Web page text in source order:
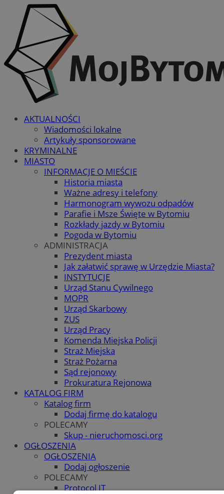
AKTUALNOŚCI
Wiadomości lokalne
Artykuły sponsorowane
KRYMINALNE
MIASTO
INFORMACJE O MIEŚCIE
Historia miasta
Ważne adresy i telefony
Harmonogram wywozu odpadów
Parafie i Msze Święte w Bytomiu
Rozkłady jazdy w Bytomiu
Pogoda w Bytomiu
ADMINISTRACJA
Prezydent miasta
Jak załatwić sprawę w Urzędzie Miasta?
INSTYTUCJE
Urząd Stanu Cywilnego
MOPR
Urząd Skarbowy
ZUS
Urząd Pracy
Komenda Miejska Policji
Straż Miejska
Straż Pożarna
Sąd rejonowy
Prokuratura Rejonowa
KATALOG FIRM
Katalog firm
Dodaj firmę do katalogu
POLECAMY
Skup - nieruchomosci.org
OGŁOSZENIA
OGŁOSZENIA
Dodaj ogłoszenie
POLECAMY
Protocol IT